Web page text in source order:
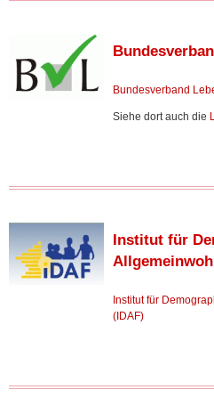
Bundesverband
Siehe dort auch die
Institut für
Institut für
(IDAF)